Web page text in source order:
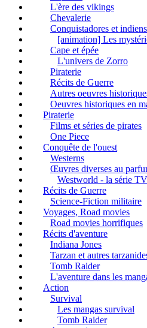
L'ère des vikings
Chevalerie
Conquistadores et indiens
[animation] Les
Cape et épée
L'univers de Zorro
Piraterie
Récits de Guerre
Autres oeuvres
Oeuvres historiques en
Piraterie
Films et séries de pirates
One Piece
Conquête de l'ouest
Westerns
Œuvres diverses au
Westworld - la série TV
Récits de Guerre
Science-Fiction militaire
Voyages, Road movies
Road movies horrifiques
Récits d'aventure
Indiana Jones
Tarzan et autres
Tomb Raider
L'aventure dans les
Action
Survival
Les mangas survival
Tomb Raider